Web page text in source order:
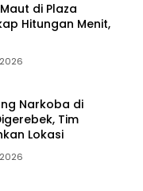
di Plaza
Hitungan Menit,
Narkoba di
Tim
Lokasi